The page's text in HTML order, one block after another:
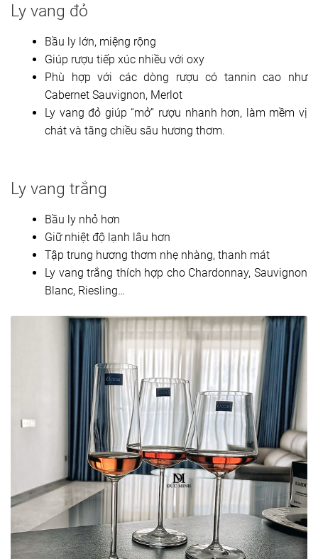
Ly vang đỏ
Bầu ly lớn, miệng rộng
Giúp rượu tiếp xúc nhiều với oxy
Phù hợp với các dòng rượu có tannin cao như
Cabernet Sauvignon, Merlot
Ly vang đỏ giúp “mở” rượu nhanh hơn, làm mềm vị
chát và tăng chiều sâu hương thơm.
Ly vang trắng
Bầu ly nhỏ hơn
Giữ nhiệt độ lạnh lâu hơn
Tập trung hương thơm nhẹ nhàng, thanh mát
Ly vang trắng thích hợp cho Chardonnay, Sauvignon
Blanc, Riesling…